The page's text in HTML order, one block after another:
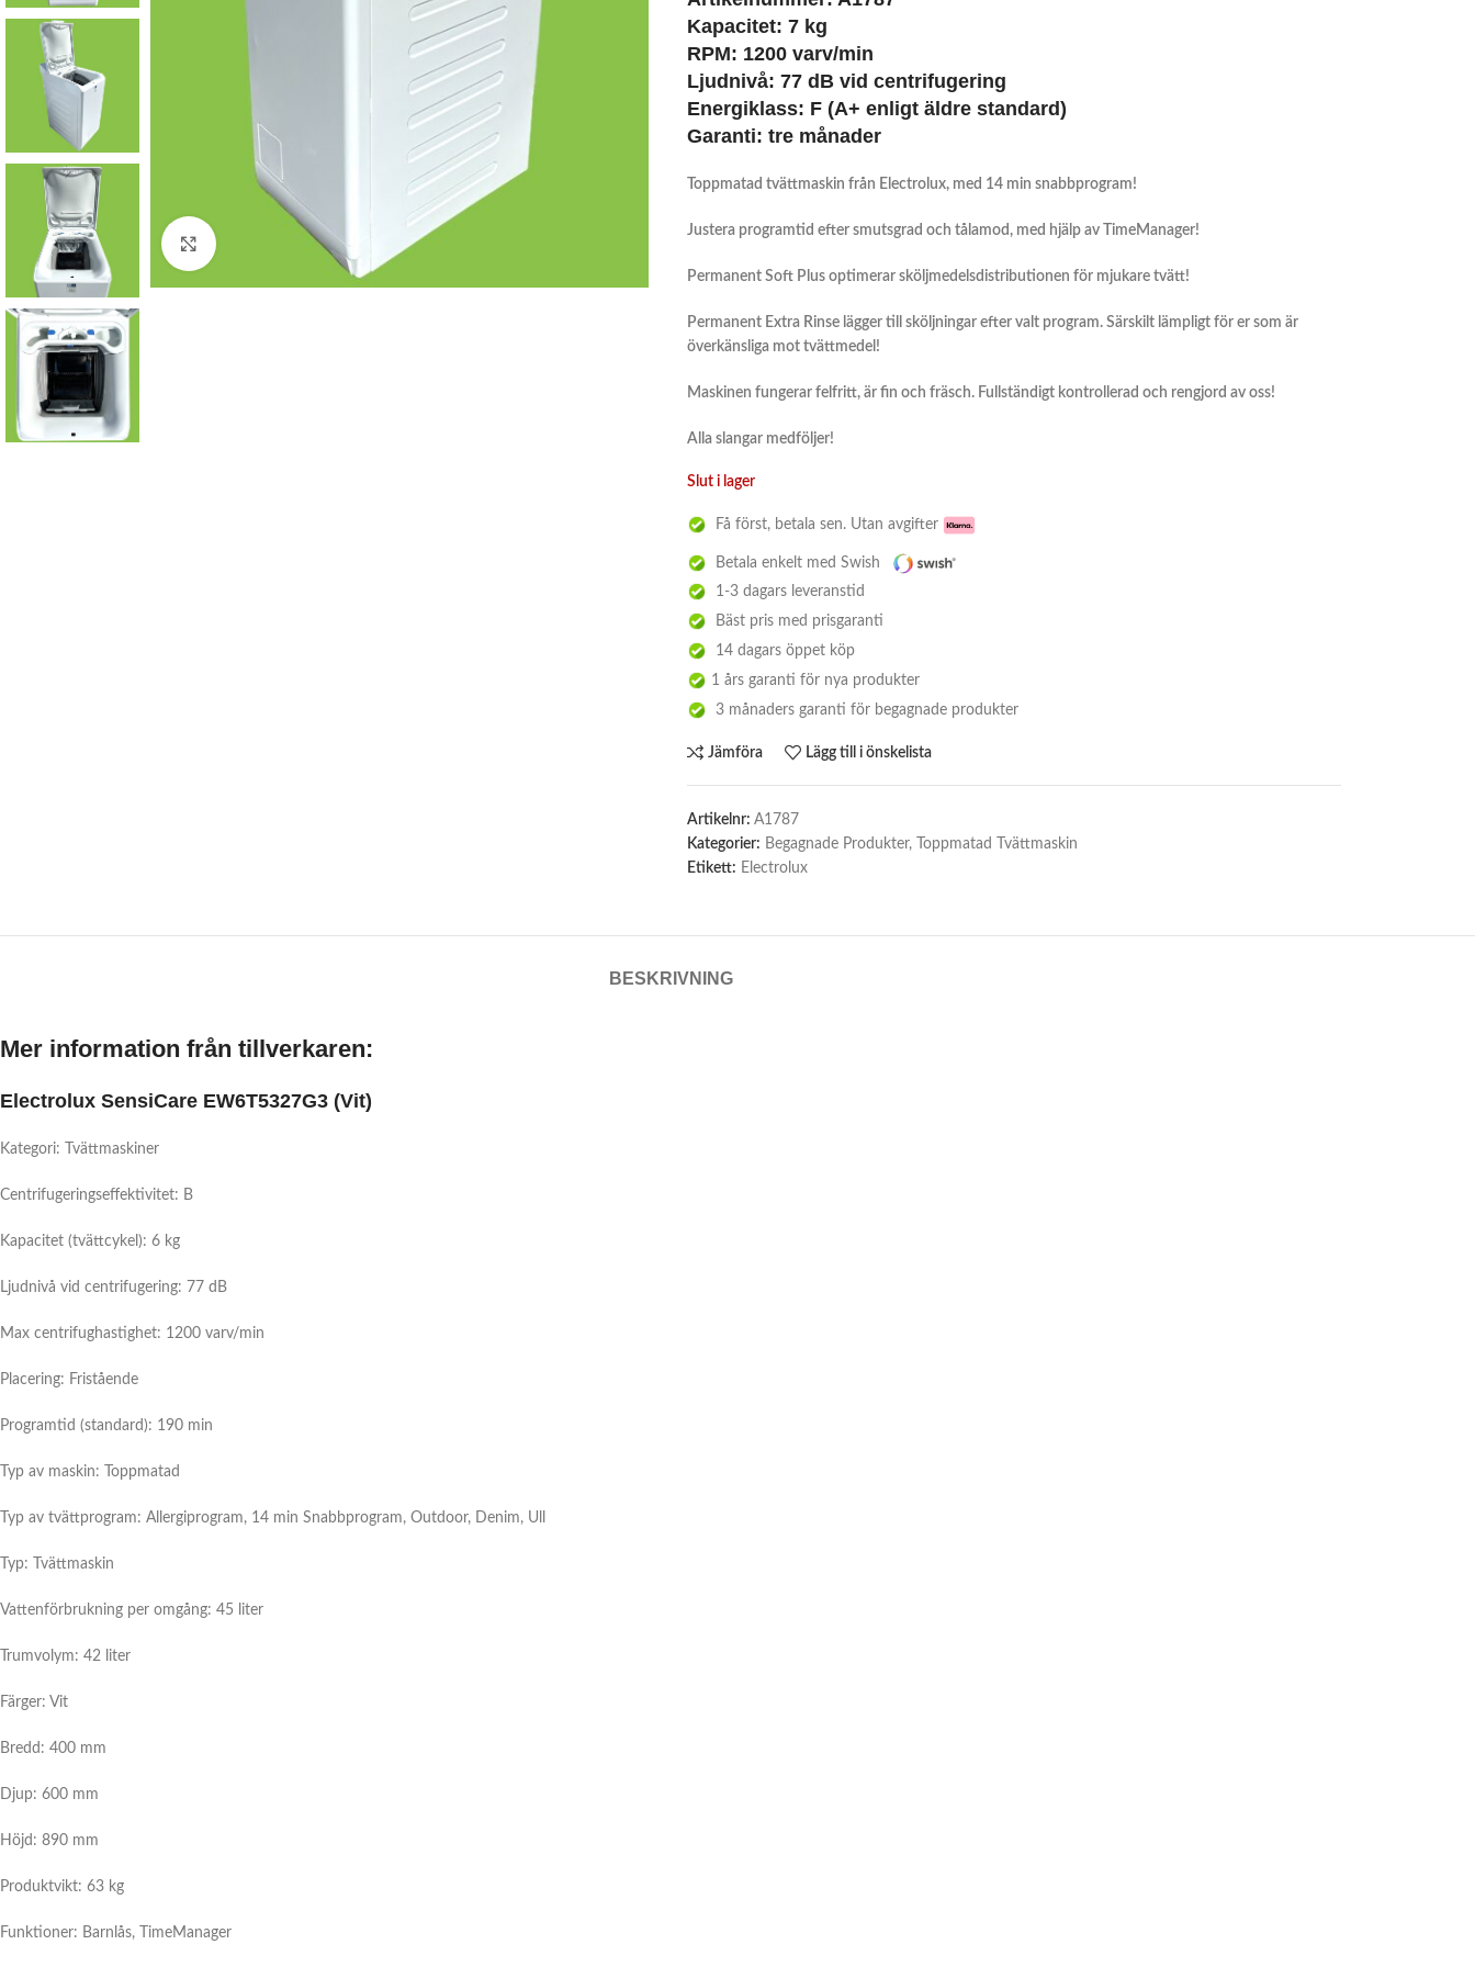
Click to enlarge
Kapacitet: 7 kg
RPM: 1200 varv/min
Ljudnivå: 77 dB vid centrifugering
Energiklass: F (A+ enligt äldre standard)
Garanti: tre månader
Toppmatad tvättmaskin från Electrolux, med 14 min snabbprogram!
Justera programtid efter smutsgrad och tålamod, med hjälp av TimeManager!
Permanent Soft Plus optimerar sköljmedelsdistributionen för mjukare tvätt!
Permanent Extra Rinse lägger till sköljningar efter valt program. Särskilt lämpligt för er som är
överkänsliga mot tvättmedel!
Maskinen fungerar felfritt, är fin och fräsch. Fullständigt kontrollerad och rengjord av oss!
Alla slangar medföljer!
Slut i lager
Få först, betala sen. Utan avgifter
Betala enkelt med Swish
1-3 dagars leveranstid
Bäst pris med prisgaranti
14 dagars öppet köp
1 års garanti för nya produkter
3 månaders garanti för begagnade produkter
Jämföra Lägg till i önskelista
Artikelnr: A1787
Kategorier: Begagnade Produkter,
Toppmatad Tvättmaskin
Etikett: Electrolux
BESKRIVNING
Mer information från tillverkaren:
Electrolux SensiCare EW6T5327G3 (Vit)
Kategori: Tvättmaskiner
Centrifugeringseffektivitet: B
Kapacitet (tvättcykel): 6 kg
Ljudnivå vid centrifugering: 77 dB
Max centrifughastighet: 1200 varv/min
Placering: Fristående
Programtid (standard): 190 min
Typ av maskin: Toppmatad
Typ av tvättprogram: Allergiprogram, 14 min Snabbprogram, Outdoor, Denim, Ull
Typ: Tvättmaskin
Vattenförbrukning per omgång: 45 liter
Trumvolym: 42 liter
Färger: Vit
Bredd: 400 mm
Djup: 600 mm
Höjd: 890 mm
Produktvikt: 63 kg
Funktioner: Barnlås, TimeManager